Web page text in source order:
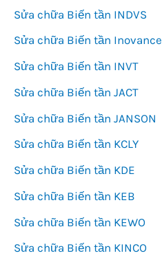
Sửa chữa Biến tần INDVS
Sửa chữa Biến tần Inovance
Sửa chữa Biến tần INVT
Sửa chữa Biến tần JACT
Sửa chữa Biến tần JANSON
Sửa chữa Biến tần KCLY
Sửa chữa Biến tần KDE
Sửa chữa Biến tần KEB
Sửa chữa Biến tần KEWO
Sửa chữa Biến tần KINCO